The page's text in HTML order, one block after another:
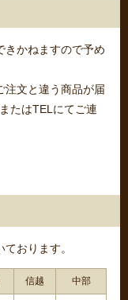
きかねますので予め
注文と違う商品が届
たはTELにてご連
おります。
信越 中部